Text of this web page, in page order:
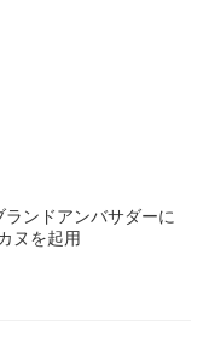
ンドアンバサダーに
ヌを起用